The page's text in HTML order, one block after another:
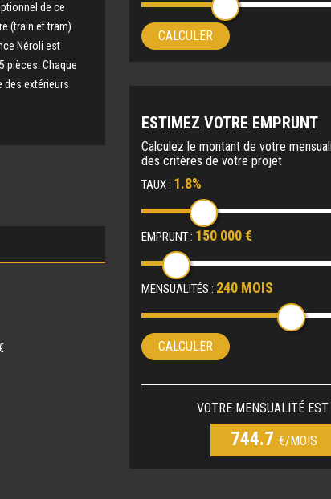
de ce
(train et tram)
Néroli est
pièces. Chaque
des extérieurs
CALCULER
ESTIMEZ VOTRE EMPRUNT
Calculez le montant de votre
des critères de votre projet
TAUX : 1.8%
EMPRUNT : 150 000 €
MENSUALITÉS : 240 MOIS
CALCULER
VOTRE MENSUALITÉ EST
744.7 €/MOIS